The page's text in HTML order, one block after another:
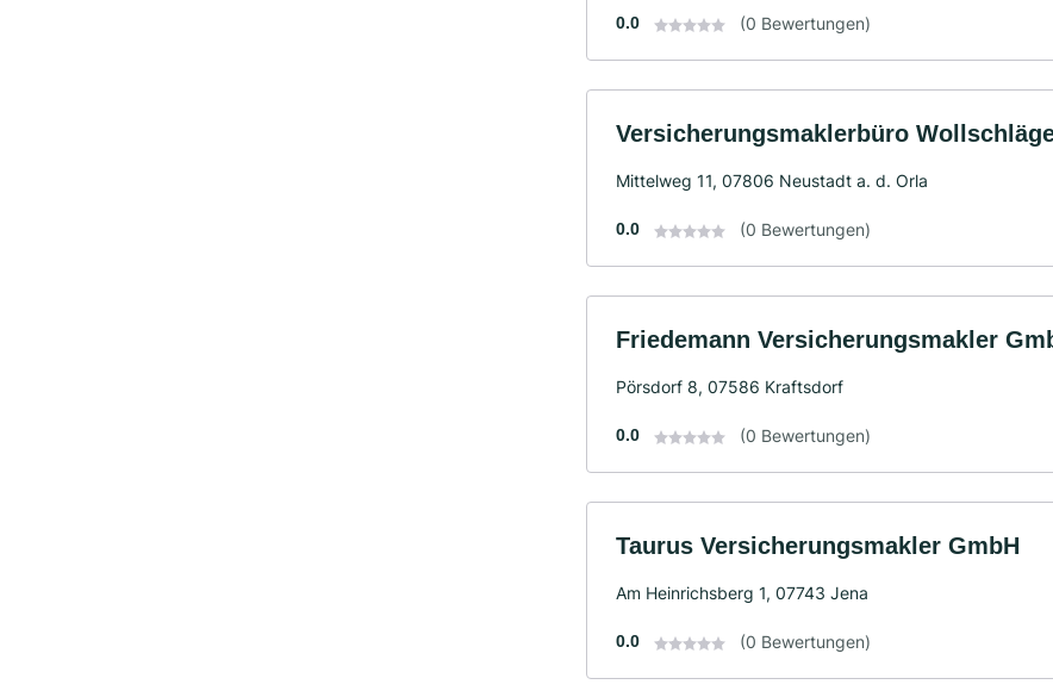
0.0 (0 Bewertungen)
Versicherungsmaklerbüro
Mittelweg 11, 07806 Neustadt a. d. Orla
0.0 (0 Bewertungen)
Friedemann Versicherungsmakler
Pörsdorf 8, 07586 Kraftsdorf
0.0 (0 Bewertungen)
Taurus Versicherungsmakler GmbH
Am Heinrichsberg 1, 07743 Jena
0.0 (0 Bewertungen)